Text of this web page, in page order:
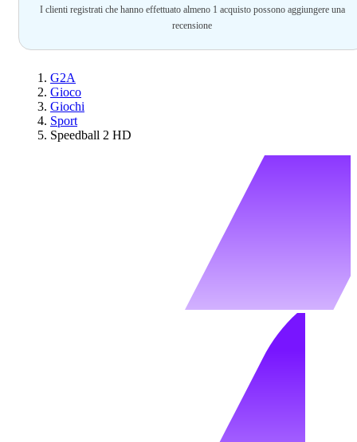
I clienti registrati che hanno effettuato almeno 1 acquisto possono aggiungere una
recensione
G2A
Gioco
Giochi
Sport
Speedball 2 HD